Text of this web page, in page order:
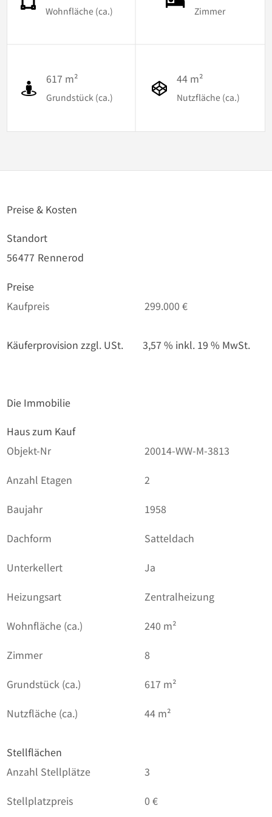
Wohnfläche (ca.) Zimmer
617 m²
Grundstück (ca.)
44 m²
Nutzfläche (ca.)
Preise & Kosten
Standort
56477 Rennerod
Preise
Kaufpreis
299.000 €
Käuferprovision zzgl. USt. 3,57 % inkl. 19 % MwSt.
Die Immobilie
Haus zum Kauf
Objekt-Nr
20014-WW-M-3813
Anzahl Etagen
2
Baujahr
1958
Dachform
Satteldach
Unterkellert
Ja
Heizungsart
Zentralheizung
Wohnfläche (ca.)
240 m²
Zimmer
8
Grundstück (ca.)
617 m²
Nutzfläche (ca.)
44 m²
Stellflächen
Anzahl Stellplätze
3
Stellplatzpreis
0 €